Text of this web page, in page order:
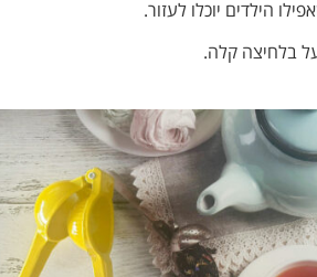
יוכלו לעזור.
קלה.